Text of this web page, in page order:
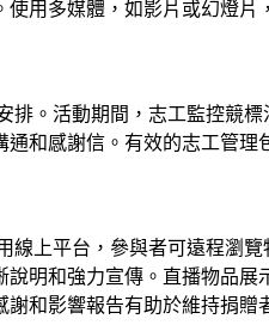
用多媒體，如影片或幻燈
。活動期間，志工監控競
和感謝信。有效的志工管理
上平台，參與者可遠程瀏
明和強力宣傳。直播物品
和影響報告有助於維持捐贈